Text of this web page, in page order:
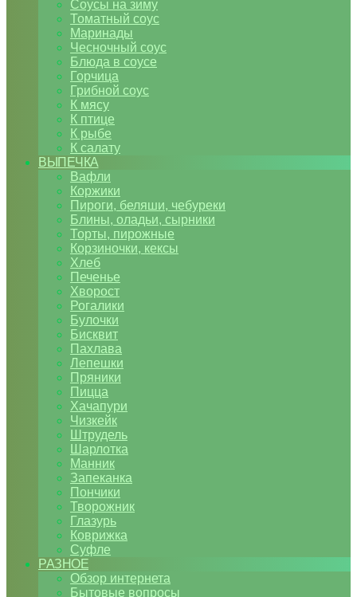
Соусы на зиму
Томатный соус
Маринады
Чесночный соус
Блюда в соусе
Горчица
Грибной соус
К мясу
К птице
К рыбе
К салату
ВЫПЕЧКА
Вафли
Коржики
Пироги, беляши, чебуреки
Блины, оладьи, сырники
Торты, пирожные
Корзиночки, кексы
Хлеб
Печенье
Хворост
Рогалики
Булочки
Бисквит
Пахлава
Лепешки
Пряники
Пицца
Хачапури
Чизкейк
Штрудель
Шарлотка
Манник
Запеканка
Пончики
Творожник
Глазурь
Коврижка
Суфле
РАЗНОЕ
Обзор интернета
Бытовые вопросы